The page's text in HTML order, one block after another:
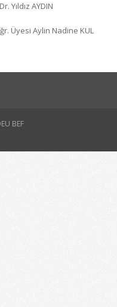
Yıldız AYDIN
Üyesi Aylin Nadine KUL
BEF